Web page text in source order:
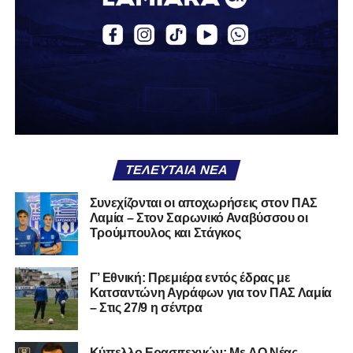
καλό που κάποτε φόρεσες σε επίσημες περιστάσεις τώρα
το κρατάς στη ντουλάπα, τσαλακωμένο, χωρίς να ξέρεις
αν πρέπει να το φορέσεις ξανά ή να το χαρίσεις. Η Λαμία
δείχνει να μην ξέρει τι θέλει να είναι. Και αυτό είναι πάντα
φίλαθλοι και περίγυρος, αντί για παράγοντες
Ασχολούνται περισσότερο με τις «χάρες» των άλλων
παρά με τις δικές τους αδυναμίες. Σαν να ψάχνεις
στον διπλανό το γιατί δεν βρέχει, ενώ κρατάς
ομπρέλα μέσα στο σαλόνι.
εμπειρίαανώτερων επιπέδων,δεν μπορεί να εκπέμπει
εικόνα ομάδας-θύματος.Δεν γίνεται να μιλά για «κέντρα
αποφάσεων» και «επιρροές» και «αδικίες».
ΤΕΛΕΥΤΑΊΑ ΝΈΑ
Συνεχίζονται οι αποχωρήσεις στον ΠΑΣ
Λαμία – Στον Σαρωνικό Αναβύσσου οι
Τρούμπουλος και Στάγκος
Γ’ Εθνική: Πρεμιέρα εντός έδρας με
Κατσαντώνη Αγράφων για τον ΠΑΣ Λαμία
– Στις 27/9 η σέντρα